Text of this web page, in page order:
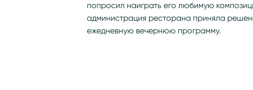
попросил наиграть его любимую
администрация ресторана приняла
ежедневную вечернюю программу.